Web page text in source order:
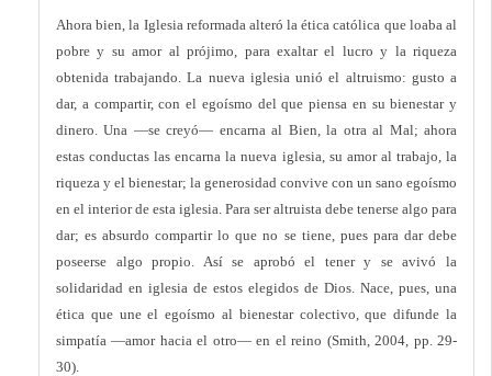
Ahora bien, la Iglesia reformada alteró la ética católica que loaba al
pobre y su amor al prójimo, para exaltar el lucro y la riqueza
obtenida trabajando. La nueva iglesia unió el altruismo: gusto a
dar, a compartir, con el egoísmo del que piensa en su bienestar y
dinero. Una —se creyó— encarna al Bien, la otra al Mal; ahora
estas conductas las encarna la nueva iglesia, su amor al trabajo, la
riqueza y el bienestar; la generosidad convive con un sano egoísmo
en el interior de esta iglesia. Para ser altruista debe tenerse algo para
dar; es absurdo compartir lo que no se tiene, pues para dar debe
poseerse algo propio. Así se aprobó el tener y se avivó la
solidaridad en iglesia de estos elegidos de Dios. Nace, pues, una
ética que une el egoísmo al bienestar colectivo, que difunde la
simpatía —amor hacia el otro— en el reino (Smith, 2004, pp. 29-
30).